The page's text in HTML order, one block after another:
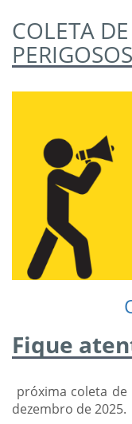
COLETA
Fique
próxima coleta
dezembro de 2025.